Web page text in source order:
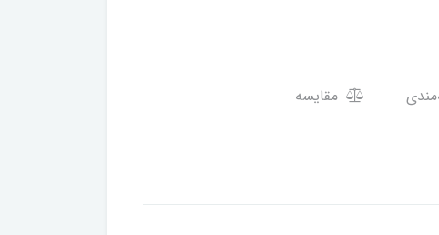
مقایسه